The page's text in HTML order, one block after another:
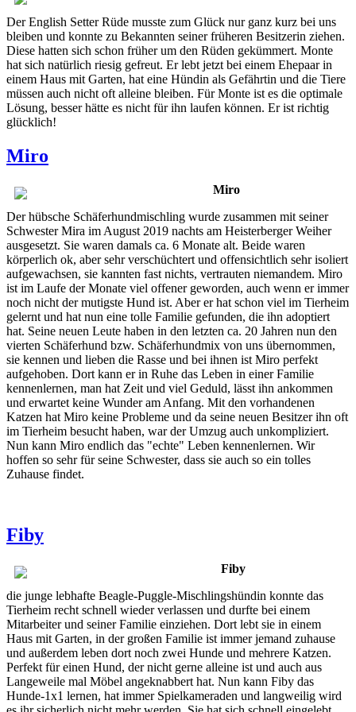
Der English Setter Rüde musste zum Glück nur ganz kurz bei uns
bleiben und konnte zu Bekannten seiner früheren Besitzerin ziehen.
Diese hatten sich schon früher um den Rüden gekümmert. Monte
hat sich natürlich riesig gefreut. Er lebt jetzt bei einem Ehepaar in
einem Haus mit Garten, hat eine Hündin als Gefährtin und die Tiere
müssen auch nicht oft alleine bleiben. Für Monte ist es die optimale
Lösung, besser hätte es nicht für ihn laufen können. Er ist richtig
glücklich!
Miro
Miro
Der hübsche Schäferhundmischling wurde zusammen mit seiner
Schwester Mira im August 2019 nachts am Heisterberger Weiher
ausgesetzt. Sie waren damals ca. 6 Monate alt. Beide waren
körperlich ok, aber sehr verschüchtert und offensichtlich sehr isoliert
aufgewachsen, sie kannten fast nichts, vertrauten niemandem. Miro
ist im Laufe der Monate viel offener geworden, auch wenn er immer
noch nicht der mutigste Hund ist. Aber er hat schon viel im Tierheim
gelernt und hat nun eine tolle Familie gefunden, die ihn adoptiert
hat. Seine neuen Leute haben in den letzten ca. 20 Jahren nun den
vierten Schäferhund bzw. Schäferhundmix von uns übernommen,
sie kennen und lieben die Rasse und bei ihnen ist Miro perfekt
aufgehoben. Dort kann er in Ruhe das Leben in einer Familie
kennenlernen, man hat Zeit und viel Geduld, lässt ihn ankommen
und erwartet keine Wunder am Anfang. Mit den vorhandenen
Katzen hat Miro keine Probleme und da seine neuen Besitzer ihn oft
im Tierheim besucht haben, war der Umzug auch unkompliziert.
Nun kann Miro endlich das "echte" Leben kennenlernen. Wir
hoffen so sehr für seine Schwester, dass sie auch so ein tolles
Zuhause findet.
Fiby
Fiby
die junge lebhafte Beagle-Puggle-Mischlingshündin konnte das
Tierheim recht schnell wieder verlassen und durfte bei einem
Mitarbeiter und seiner Familie einziehen. Dort lebt sie in einem
Haus mit Garten, in der großen Familie ist immer jemand zuhause
und außerdem leben dort noch zwei Hunde und mehrere Katzen.
Perfekt für einen Hund, der nicht gerne alleine ist und auch aus
Langeweile mal Möbel angeknabbert hat. Nun kann Fiby das
Hunde-1x1 lernen, hat immer Spielkameraden und langweilig wird